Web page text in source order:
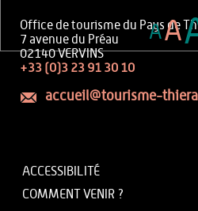
Office de tourisme du Pays de
7 avenue du Préau
02140 VERVINS
+33 (0)3 23 91 30 10
accueil@tourisme-
ACCESSIBILITÉ
COMMENT VENIR ?
AA